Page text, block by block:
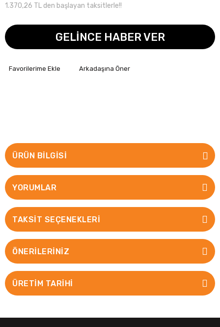
1.370,26 TL den başlayan taksitlerle!!
GELİNCE HABER VER
Arkadaşına Öner
ÜRÜN BILGISI
YORUMLAR
TAKSIT SEÇENEKLERI
ÖNERILERINIZ
ÜRETİM TARİHİ